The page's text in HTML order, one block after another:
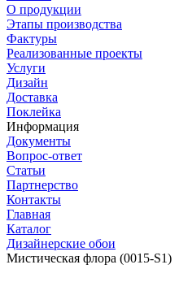
О продукции
Этапы производства
Фактуры
Реализованные проекты
Услуги
Дизайн
Доставка
Поклейка
Информация
Документы
Вопрос-ответ
Статьи
Партнерство
Контакты
Главная
Каталог
Дизайнерские обои
Мистическая флора (0015-S1)